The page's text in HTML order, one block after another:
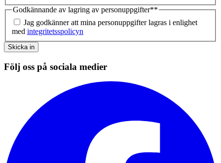
Godkännande av lagring av personuppgifter**
Jag godkänner att mina personuppgifter lagras i enlighet
med integritetsspolicyn
Skicka in
Följ oss på sociala medier